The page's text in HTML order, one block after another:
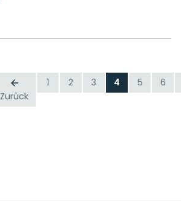
Zurück
1 2 3 4 5 6